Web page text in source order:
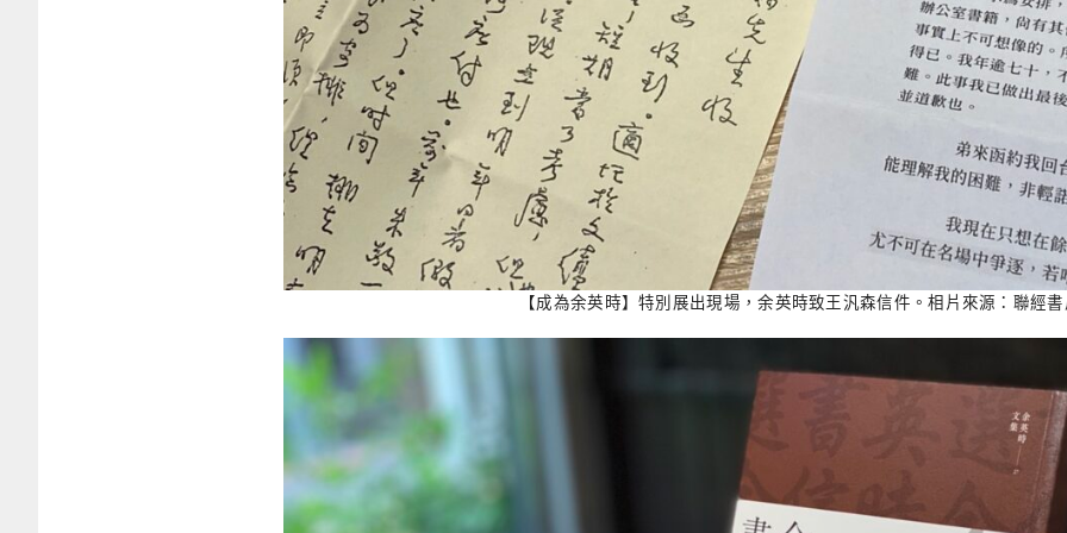
【成為余英時】特別展出現場，余英時致王汎森信件。相片來源：聯經